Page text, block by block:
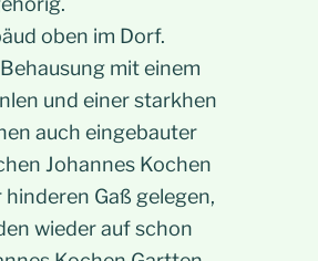
oben im Dorf.
mit einem
und einer starkhen
auch eingebauter
Johannes Kochen
Gaß gelegen,
wieder auf schon